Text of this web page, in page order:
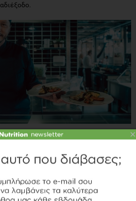
κινδύνων
τους κινδύνους, είναι σημαντικό να
ποικίλης διατροφής:
×